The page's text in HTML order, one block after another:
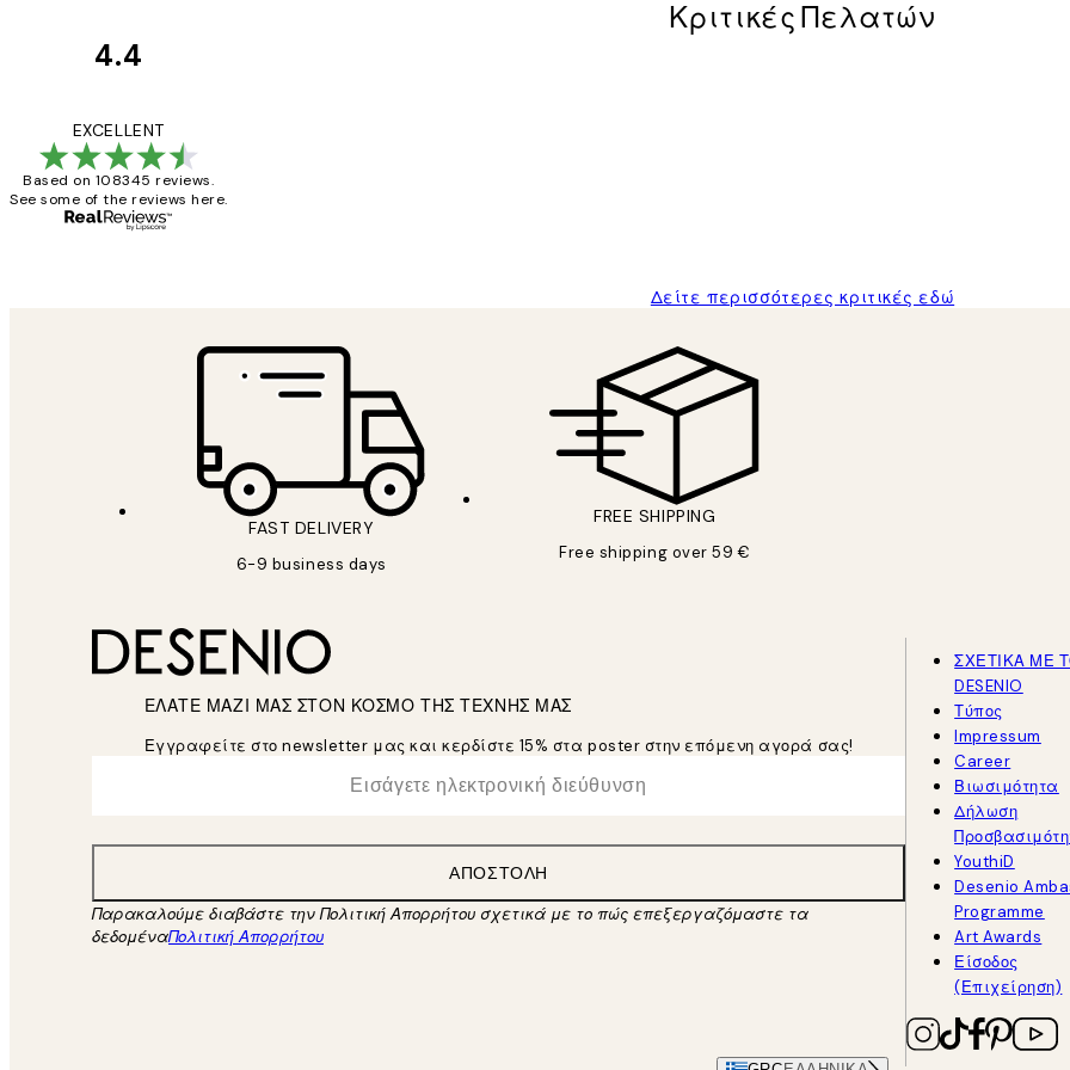
Κριτικές Πελατών
4.4
EXCELLENT
Based on 108345 reviews.
See some of the reviews here.
Δείτε περισσότερες κριτικές εδώ
FAST DELIVERY
6-9 business days
FREE SHIPPING
Free shipping over 59 €
ΕΛΑΤΕ ΜΑΖΙ ΜΑΣ ΣΤΟΝ ΚΟΣΜΟ ΤΗΣ ΤΕΧΝΗΣ ΜΑΣ
Εγγραφείτε στο newsletter μας και κερδίστε 15% στα poster στην επόμενη αγορά σας!
ΑΠΟΣΤΟΛΉ
Παρακαλούμε διαβάστε την Πολιτική Απορρήτου σχετικά με το πώς επεξεργαζόμαστε τα
δεδομέναΠολιτική Απορρήτου
ΣΧΕΤΙΚΑ ΜΕ
DESENIO
Τύπος
Impressum
Career
Βιωσιμότητα
Δήλωση
YouthiD
Desenio
Programme
Art Awards
Είσοδος
(Επιχείρηση)